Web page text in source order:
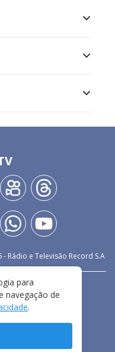
- Rádio e Televisão Record S.A
PRIVACIDADE
DE USO
para
navegação de
.